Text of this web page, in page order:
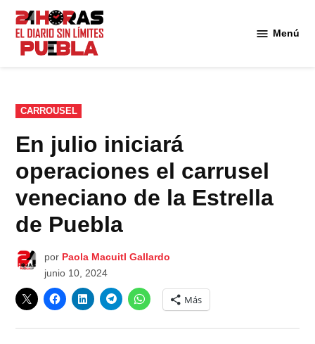
Saltar
contenido
Menú
PUBLICADO
EN
CARROUSEL
En julio iniciará
operaciones el carrusel
veneciano de la Estrella
de Puebla
por Paola Macuitl Gallardo
junio 10, 2024
Más